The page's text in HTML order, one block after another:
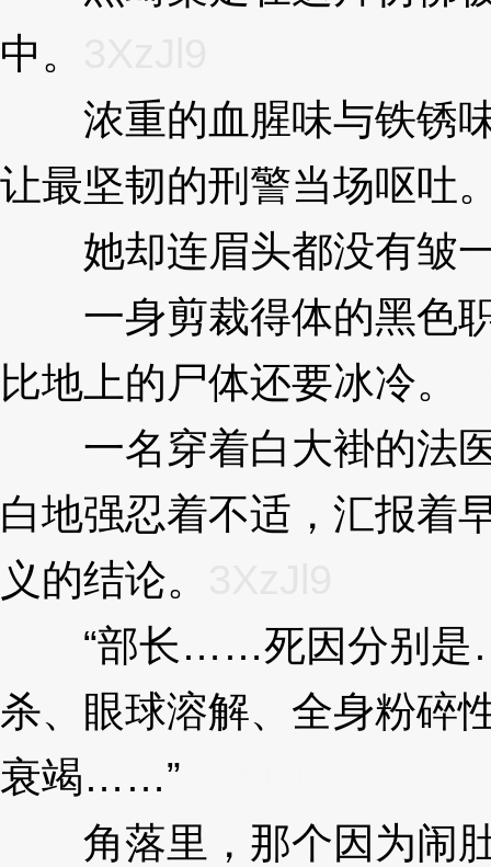
中。
浓重的血腥味与铁锈味
让最坚韧的刑警当场呕吐
她却连眉头都没有皱
一身剪裁得体的黑色职
比地上的尸体还要冰冷。
一名穿着白大褂的法医
白地强忍着不适，汇报着
义的结论。
“部长……死因分别是
杀、眼球溶解、全身粉碎
衰竭……”
角落里，那个因为闹肚